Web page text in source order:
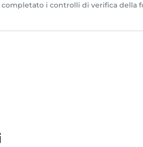
i controlli di verifica della